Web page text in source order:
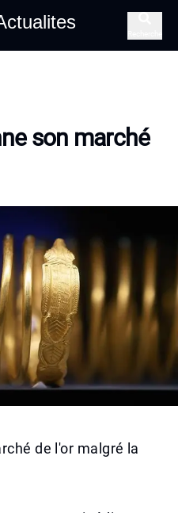
son marché
de l'or malgré la